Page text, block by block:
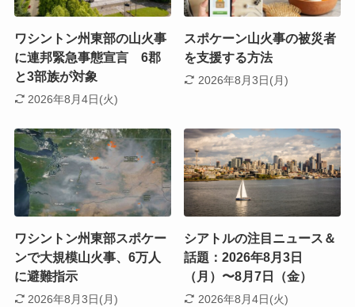
ワシントン州東部の山火事
に連邦緊急事態宣言 6郡
と3部族が対象
2026年8月4日(火)
スポケーン山火事の被災者
を支援する方法
2026年8月3日(月)
ワシントン州東部スポケー
ンで大規模山火事、6万人
に避難指示
2026年8月3日(月)
シアトルの注目ニュース＆
話題：2026年8月3日
（月）〜8月7日（金）
2026年8月4日(火)